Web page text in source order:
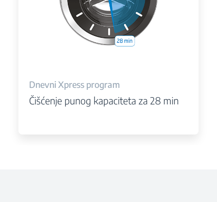
Dnevni Xpress program
Čišćenje punog kapaciteta za 28 min